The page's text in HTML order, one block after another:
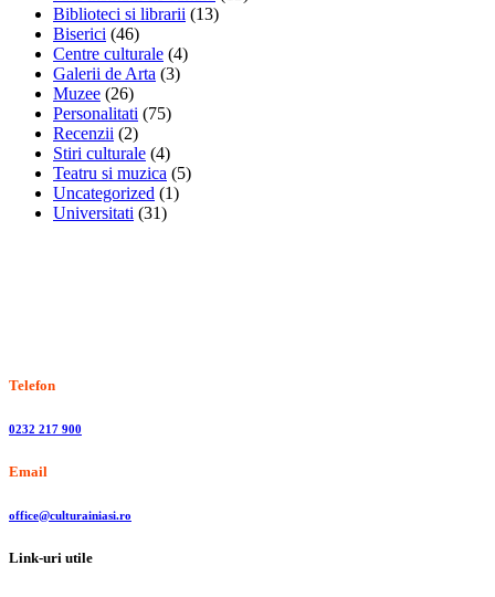
Biblioteci si librarii (13)
Biserici (46)
Centre culturale (4)
Galerii de Arta (3)
Muzee (26)
Personalitati (75)
Recenzii (2)
Stiri culturale (4)
Teatru si muzica (5)
Uncategorized (1)
Universitati (31)
Telefon
0232 217 900
Email
office@culturainiasi.ro
Link-uri utile